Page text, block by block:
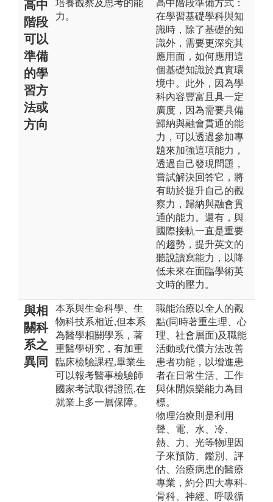
高中
階段
可以
準備
的學
習方
法或
方向
培養觀察及思考的能
力。
高中階段準備方式：
在學習基礎學科與知
識時，除了基礎的知
識外，需要更深究其
應用面，如何應用這
個基礎知識於真實環
境中。此外，因為學
科內容豐富且具一定
廣度，因為需要具備
歸納與融會貫通的能
力，可以透過參加專
題來加強這項能力，
透過自己發現問題，
嘗試解決回答它，將
有助於提升自己的觀
察力，歸納與融會貫
通的能力。還有，與
國際接軌一直是重要
的趨勢，提升英文的
聽說讀寫能力，以降
低未來在面臨學術英
文時的壓力。
與相
關科
系之
異同
本系與生命科學、生
物科技系相近,但本系
為醫學相關學系，著
重醫學研究，有加重
臨床檢驗課程,畢業生
可以報考醫事檢驗師
國家考試取得證照,在
就業上多一層保障。
職能治療以全人的觀
點(同時著重生理、心
理、社會層面)及職能
活動或代償方法改善
患者功能，以增進患
者在日常生活、工作
與休閒娛樂能力為目
標。
物理治療則是利用
聲、電、水、冷、
熱、力、光等物理因
子來預防、鑑別、評
估、治療病患的醫療
專業，約分四大專科-
骨科、神經、呼吸循